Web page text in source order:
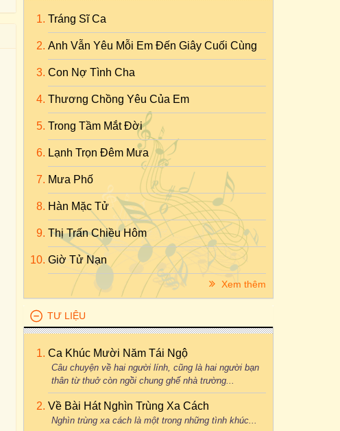
Tráng Sĩ Ca
Anh Vẫn Yêu Mỗi Em Đến Giây Cuối Cùng
Con Nợ Tình Cha
Thương Chồng Yêu Của Em
Trong Tầm Mắt Đời
Lạnh Trọn Đêm Mưa
Mưa Phố
Hàn Mặc Tử
Thị Trấn Chiều Hôm
Giờ Tử Nạn
Xem thêm
TƯ LIỆU
Ca Khúc Mười Năm Tái Ngộ
Câu chuyện về hai người lính, cũng là hai người bạn
thân từ thuở còn ngồi chung ghế nhà trường...
Về Bài Hát Nghìn Trùng Xa Cách
Nghìn trùng xa cách là một trong những tình khúc...